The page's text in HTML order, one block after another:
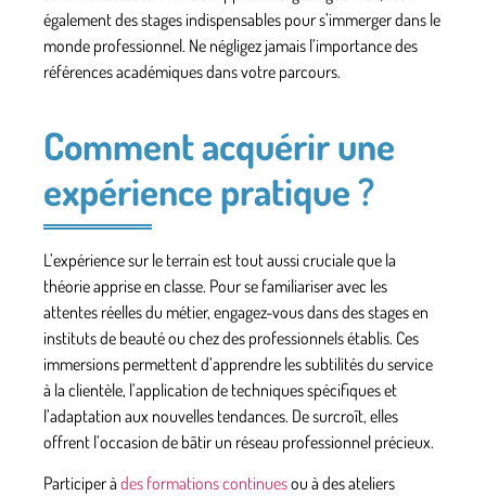
également des stages indispensables pour s’immerger dans le
monde professionnel. Ne négligez jamais l’importance des
références académiques dans votre parcours.
Comment acquérir une
expérience pratique ?
L’expérience sur le terrain est tout aussi cruciale que la
théorie apprise en classe. Pour se familiariser avec les
attentes réelles du métier, engagez-vous dans des stages en
instituts de beauté ou chez des professionnels établis. Ces
immersions permettent d’apprendre les subtilités du service
à la clientèle, l’application de techniques spécifiques et
l’adaptation aux nouvelles tendances. De surcroît, elles
offrent l’occasion de bâtir un réseau professionnel précieux.
Participer à des formations continuesou à des ateliers